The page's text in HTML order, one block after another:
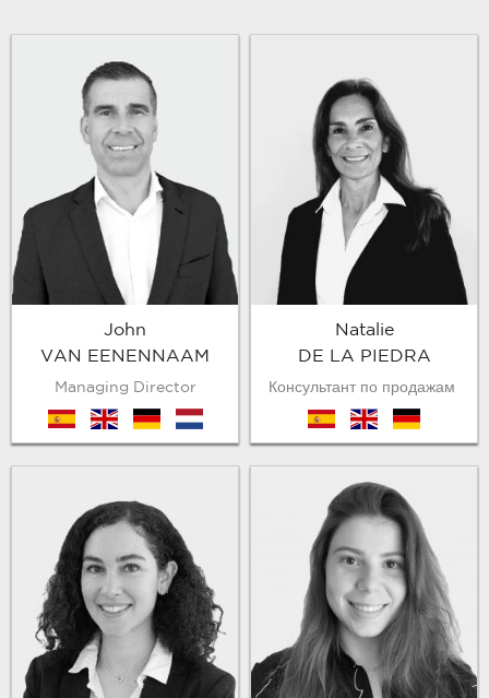
John
VAN EENENNAAM
Managing Director
es en de nl
Natalie
DE LA PIEDRA
Консультант по продажам
es en de